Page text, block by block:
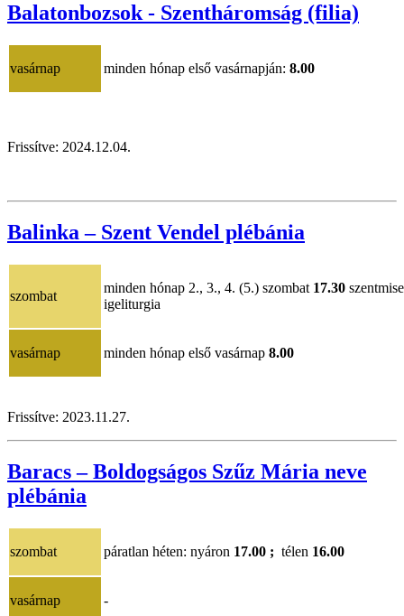
Balatonbozsok - Szentháromság (filia)
vasárnap minden hónap első vasárnapján: 8.00
Frissítve: 2024.12.04.
Balinka – Szent Vendel plébánia
szombat
minden hónap 2., 3., 4. (5.) szombat 17.30
igeliturgia
vasárnap minden hónap első vasárnap 8.00
Frissítve: 2023.11.27.
Baracs – Boldogságos Szűz Mária neve
plébánia
szombat páratlan héten: nyáron 17.00 ; télen 16.00
vasárnap -